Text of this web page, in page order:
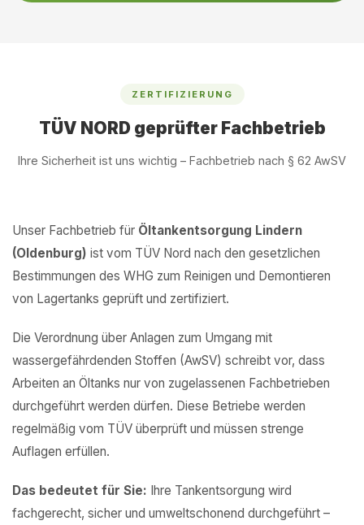
ZERTIFIZIERUNG
TÜV NORD geprüfter Fachbetrieb
Ihre Sicherheit ist uns wichtig – Fachbetrieb nach § 62 AwSV
Unser Fachbetrieb für Öltankentsorgung Lindern
(Oldenburg) ist vom TÜV Nord nach den gesetzlichen
Bestimmungen des WHG zum Reinigen und Demontieren
von Lagertanks geprüft und zertifiziert.
Die Verordnung über Anlagen zum Umgang mit
wassergefährdenden Stoffen (AwSV) schreibt vor, dass
Arbeiten an Öltanks nur von zugelassenen Fachbetrieben
durchgeführt werden dürfen. Diese Betriebe werden
regelmäßig vom TÜV überprüft und müssen strenge
Auflagen erfüllen.
Das bedeutet für Sie: Ihre Tankentsorgung wird
fachgerecht, sicher und umweltschonend durchgeführt –